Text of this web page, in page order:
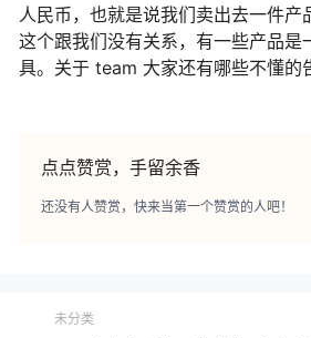
人民币，也就是说我们卖出去一件
这个跟我们没有关系，有一些产品
具。关于 team 大家还有哪些不懂的
点点赞赏，手留余香
还没有人赞赏，快来当第一个赞赏的人吧！
未分类